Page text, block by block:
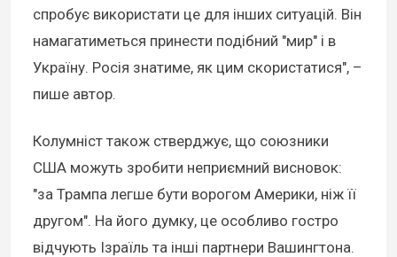
спробує використати це для інших ситуацій. Він
намагатиметься принести подібний "мир" і в
Україну. Росія знатиме, як цим скористатися", –
пише автор.
Колумніст також стверджує, що союзники
США можуть зробити неприємний висновок:
"за Трампа легше бути ворогом Америки, ніж її
другом". На його думку, це особливо гостро
відчують Ізраїль та інші партнери Вашингтона.